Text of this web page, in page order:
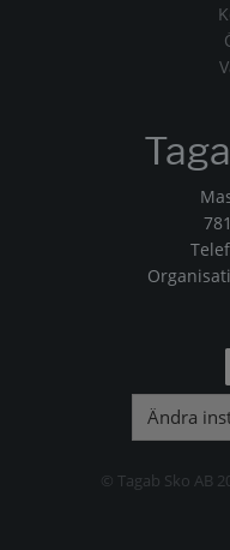
Ändra
© Tagab Sko AB